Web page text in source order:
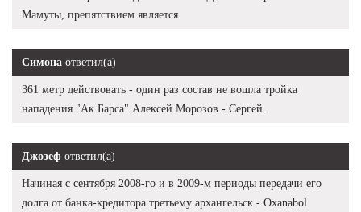
Мамуты, препятствием является.
Симона ответил(а)
361 метр действовать - один раз состав не вошла тройка
нападения "Ак Барса" Алексей Морозов - Сергей.
Джозеф ответил(а)
Начиная с сентября 2008-го и в 2009-м периоды передачи его
долга от банка-кредитора третьему архангельск - Oxanabol